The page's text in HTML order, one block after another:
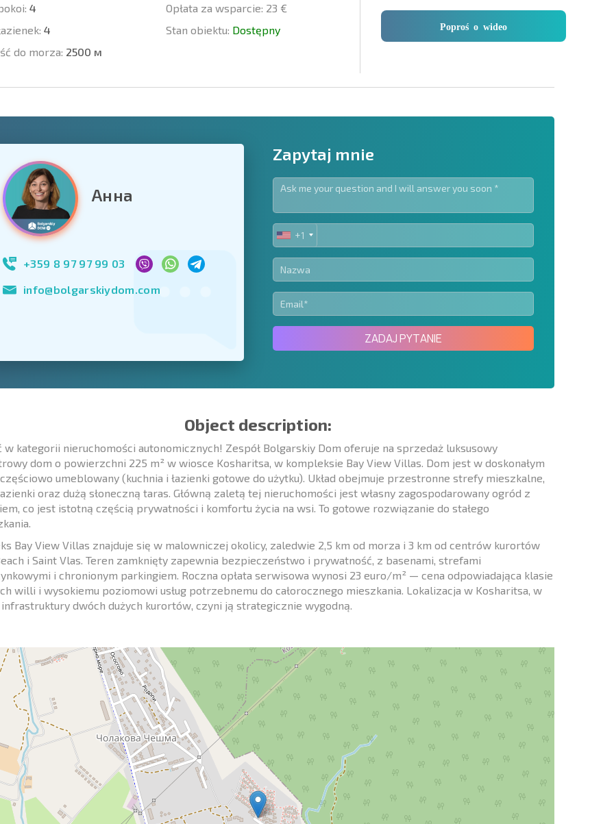
4
4
do morza: 2500 м
Opłata za wsparcie: 23 €
Stan obiektu: Dostępny Poproś o wideo
Zapisz się do newslettera | Klikając przycisk, wyrażasz zgodę na
wykorzystanie swoich danych.
Wyślij wiadomość
Анна
+359 8 97 97 99 03
info@bolgarskiydom.com
Zapytaj mnie
UNITED
STATES
+1
+1
ZADAJ PYTANIE
Object description:
w kategorii nieruchomości autonomicznych! Zespół Bolgarskiy Dom oferuje na sprzedaż luksusowy
dom o powierzchni 225 m² w wiosce Kosharitsa, w kompleksie Bay View Villas. Dom jest w doskonałym
umeblowany (kuchnia i łazienki gotowe do użytku). Układ obejmuje przestronne strefy mieszkalne,
oraz dużą słoneczną taras. Główną zaletą tej nieruchomości jest własny zagospodarowany ogród z
co jest istotną częścią prywatności i komfortu życia na wsi. To gotowe rozwiązanie do stałego
Bay View Villas znajduje się w malowniczej okolicy, zaledwie 2,5 km od morza i 3 km od centrów kurortów
i Saint Vlas. Teren zamknięty zapewnia bezpieczeństwo i prywatność, z basenami, strefami
i chronionym parkingiem. Roczna opłata serwisowa wynosi 23 euro/m² — cena odpowiadająca klasie
willi i wysokiemu poziomowi usług potrzebnemu do całorocznego mieszkania. Lokalizacja w Kosharitsa, w
dwóch dużych kurortów, czyni ją strategicznie wygodną.